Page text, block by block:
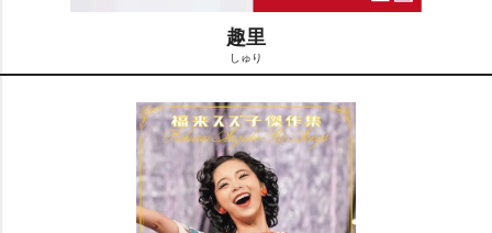
M
t
e
趣里
しゅり